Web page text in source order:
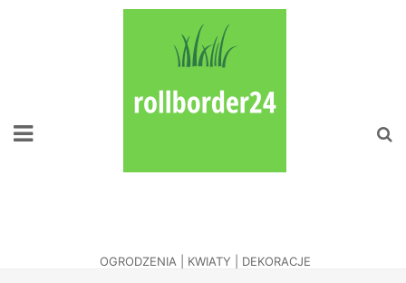
OGRODZENIA | KWIATY | DEKORACJE